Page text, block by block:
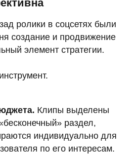
ролики в соцсетях были
создание и продвижение
элемент стратегии.
Клипы выделены
раздел,
индивидуально для
по его интересам.